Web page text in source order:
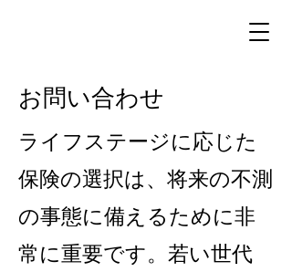
お問い合わせ
ライフステージに応じた
保険の選択は、将来の不測
の事態に備えるために非
常に重要です。若い世代